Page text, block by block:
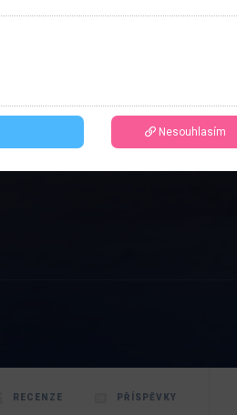
RECENZE PŘÍSPĚVKY
Nesouhlasím